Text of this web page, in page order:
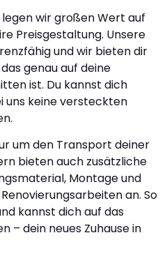
legen wir großen Wert auf
Preisgestaltung. Unsere
und wir bieten dir
genau auf deine
ist. Du kannst dich
uns keine versteckten
um den Transport deiner
bieten auch zusätzliche
Montage und
an. So
kannst dich auf das
– dein neues Zuhause in